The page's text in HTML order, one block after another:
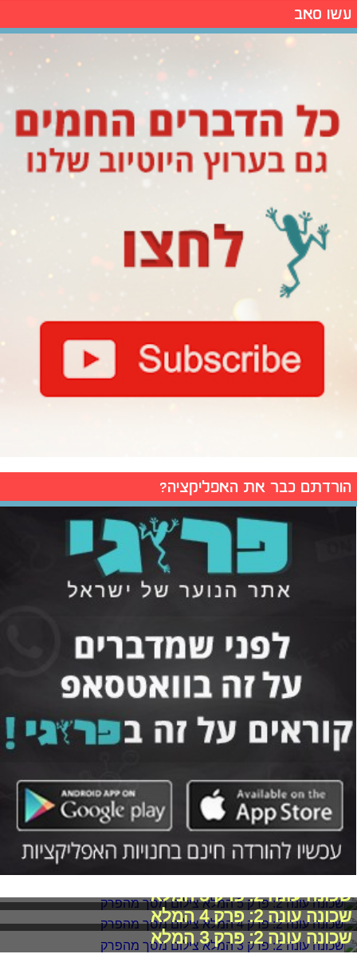
עשו סאב
הורדתם כבר את האפליקציה?
שכונה עונה 2: פרק 5 המלא
שכונה עונה 2: פרק 4 המלא
שכונה עונה 2: פרק 3 המלא